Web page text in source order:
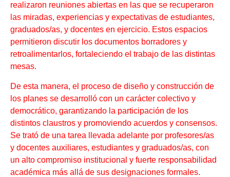
realizaron reuniones abiertas en las que se recuperaron
las miradas, experiencias y expectativas de estudiantes,
graduados/as, y docentes en ejercicio. Estos espacios
permitieron discutir los documentos borradores y
retroalimentarlos, fortaleciendo el trabajo de las distintas
mesas.
De esta manera, el proceso de diseño y construcción de
los planes se desarrolló con un carácter colectivo y
democrático, garantizando la participación de los
distintos claustros y promoviendo acuerdos y consensos.
Se trató de una tarea llevada adelante por profesores/as
y docentes auxiliares, estudiantes y graduados/as, con
un alto compromiso institucional y fuerte responsabilidad
académica más allá de sus designaciones formales.